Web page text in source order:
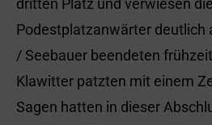
dritten Platz und verwiesen
Podestplatzanwärter deutlich
/ Seebauer beendeten
Klawitter patzten mit einem
Sagen hatten in dieser